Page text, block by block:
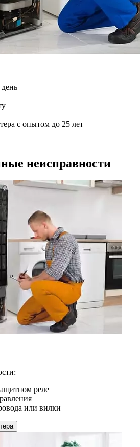
с опытом до 25 лет
неисправности
реле
или вилки